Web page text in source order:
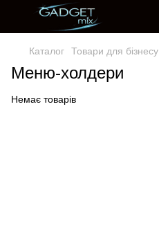
Каталог Товари для бізнесу
Меню-холдери
Немає товарів